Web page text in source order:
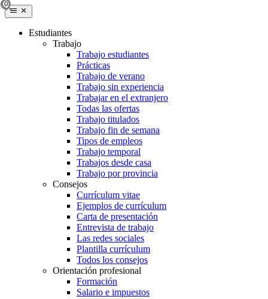
Estudiantes
Trabajo
Trabajo estudiantes
Prácticas
Trabajo de verano
Trabajo sin experiencia
Trabajar en el extranjero
Todas las ofertas
Trabajo titulados
Trabajo fin de semana
Tipos de empleos
Trabajo temporal
Trabajos desde casa
Trabajo por provincia
Consejos
Currículum vitae
Ejemplos de currículum
Carta de presentación
Entrevista de trabajo
Las redes sociales
Plantilla currículum
Todos los consejos
Orientación profesional
Formación
Salario e impuestos